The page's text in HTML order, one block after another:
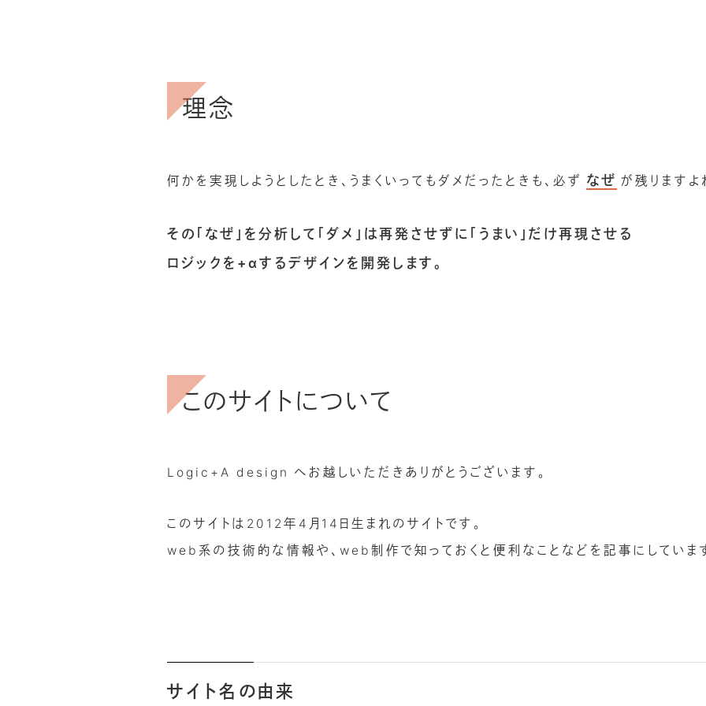
理念
何かを実現しようとしたとき、うまくいってもダメだったときも、必ず なぜ が残りますよ
その「なぜ」を分析して「ダメ」は再発させずに「うまい」だけ再現させる
ロジックを+αするデザインを開発します。
このサイトについて
Logic+A design へお越しいただきありがとうございます。
このサイトは2012年4月14日生まれのサイトです。
web系の技術的な情報や、web制作で知っておくと便利なことなどを記事にしていま
サイト名の由来